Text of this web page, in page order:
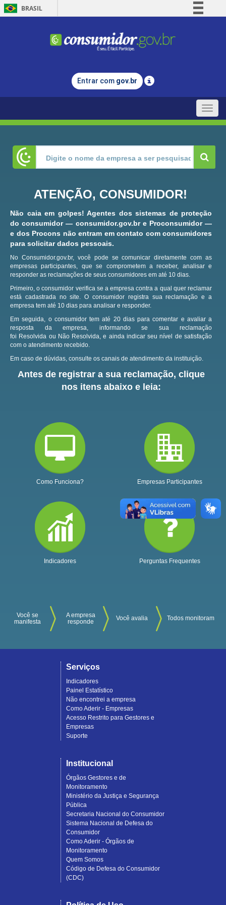
BRASIL
Comunica BR
Legislação
Entrar com gov.br
Toggle
ATENÇÃO, CONSUMIDOR!
Não caia em golpes! Agentes dos sistemas de proteção
do consumidor — consumidor.gov.br e Proconsumidor —
e dos Procons não entram em contato com consumidores
para solicitar dados pessoais.
No Consumidor.gov.br, você pode se comunicar diretamente com as
empresas participantes, que se comprometem a receber, analisar e
responder as reclamações de seus consumidores em até 10 dias.
Primeiro, o consumidor verifica se a empresa contra a qual quer reclamar
está cadastrada no site.O consumidor registra sua reclamação e a
empresa tem até 10 dias para analisar e responder.
Em seguida, o consumidor tem até 20 dias para comentar e avaliar a
resposta da empresa, informando se sua reclamação
foi Resolvida ou Não Resolvida, e ainda indicar seu nível de satisfação
com o atendimento recebido.
Em caso de dúvidas, consulte os canais de atendimento da instituição.
Antes de registrar a sua reclamação, clique
nos itens abaixo e leia:
Como Funciona? Empresas Participantes
Indicadores Perguntas Frequentes
Você se
manifesta
A empresa
responde
Você avalia Todos monitoram
Serviços
Indicadores
Painel Estatístico
Não encontrei a empresa
Como Aderir - Empresas
Acesso Restrito para Gestores e
Empresas
Suporte
Institucional
Órgãos Gestores e de
Monitoramento
Ministério da Justiça e Segurança
Pública
Secretaria Nacional do Consumidor
Sistema Nacional de Defesa do
Consumidor
Como Aderir - Órgãos de
Monitoramento
Quem Somos
Código de Defesa do Consumidor
(CDC)